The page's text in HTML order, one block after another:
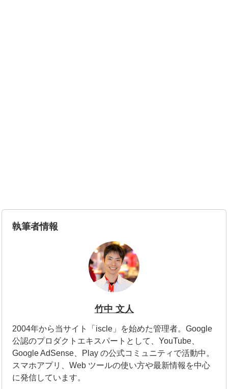
執筆者情報
竹中 文人
2004年から当サイト「iscle」を始めた管理者。Google
公認のプロダクトエキスパートとして、YouTube、
Google AdSense、Play の公式コミュニティで活動中。
スマホアプリ、Web ツールの使い方や最新情報を中心
に発信しています。